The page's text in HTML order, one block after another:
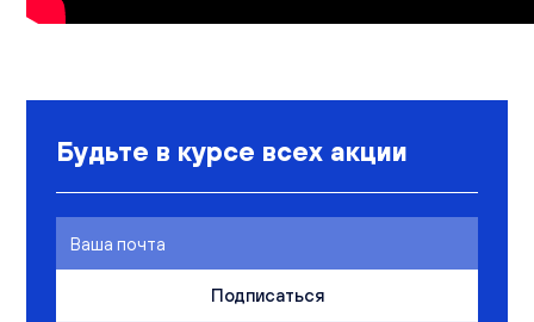
Будьте в курсе всех акции
Подписаться